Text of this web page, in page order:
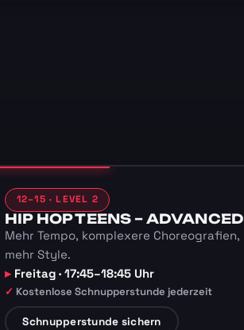
12–15 · LEVEL 2
HIP HOP TEENS – ADVANCED
Mehr Tempo, komplexere Choreografien,
mehr Style.
Freitag · 17:45–18:45 Uhr
Kostenlose Schnupperstunde jederzeit
Schnupperstunde sichern